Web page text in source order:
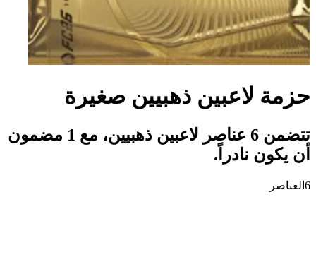
حزمة لاعبين ذهبيين صغيرة
تتضمن 6 عناصر لاعبين ذهبيين، مع 1 مضمون
أن يكون نادراً.
6 العناصر